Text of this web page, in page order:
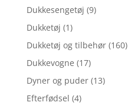
Dukkesengetøj (9)
Dukketøj (1)
Dukketøj og tilbehør (160)
Dukkevogne (17)
Dyner og puder (13)
Efterfødsel (4)